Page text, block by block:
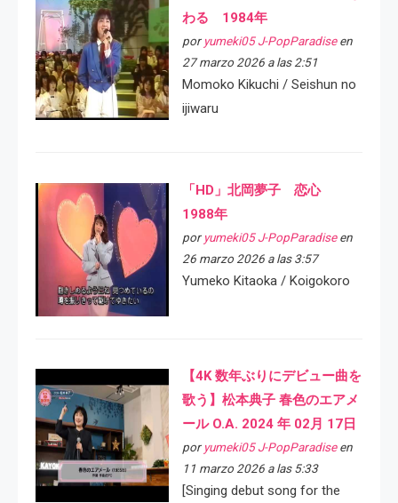
わる 1984年
por yumeki05 J-PopParadiseen
27 marzo 2026 a las 2:51
Momoko Kikuchi / Seishun no
ijiwaru
「HD」北岡夢子 恋心
1988年
por yumeki05 J-PopParadiseen
26 marzo 2026 a las 3:57
Yumeko Kitaoka / Koigokoro
【4K 数年ぶりにデビュー曲を
歌う】松本典子 春色のエアメ
ール O.A. 2024 年 02月 17日
por yumeki05 J-PopParadiseen
11 marzo 2026 a las 5:33
[Singing debut song for the